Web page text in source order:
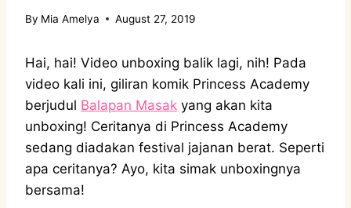
By Mia Amelya August 27, 2019
Hai, hai! Video unboxing balik lagi, nih! Pada
video kali ini, giliran komik Princess Academy
berjudul Balapan Masak yang akan kita
unboxing! Ceritanya di Princess Academy
sedang diadakan festival jajanan berat. Seperti
apa ceritanya? Ayo, kita simak unboxingnya
bersama!